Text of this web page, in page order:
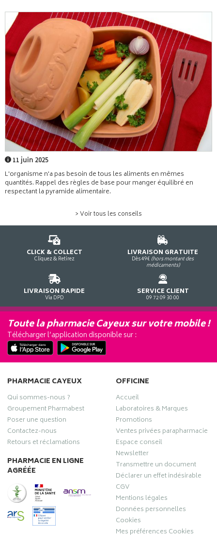
11 juin 2025
L'organisme n'a pas besoin de tous les aliments en mêmes
quantités. Rappel des règles de base pour manger équilibré en
respectant la pyramide alimentaire.
> Voir tous les conseils
CLICK & COLLECT
Cliquez & Retirez
LIVRAISON GRATUITE
Dès 49€ (hors montant des
médicaments)
LIVRAISON RAPIDE
Via DPD
SERVICE CLIENT
09 72 09 30 00
Toute la pharmacie Cayeux sur votre mobile !
Télécharger l’application disponible sur :
PHARMACIE CAYEUX
Qui sommes-nous ?
Groupement Pharmabest
Poser une question
Contactez-nous
Retours et réclamations
PHARMACIE EN LIGNE
AGRÉÉE
OFFICINE
Accueil
Laboratoires & Marques
Promotions
Ventes privées parapharmacie
Espace conseil
Newsletter
Transmettre un document
Déclarer un effet indésirable
CGV
Mentions légales
Données personnelles
Cookies
Mes préférences Cookies